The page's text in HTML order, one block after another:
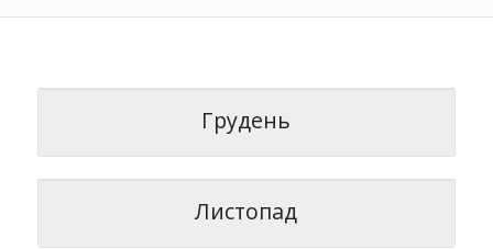
Грудень
Листопад